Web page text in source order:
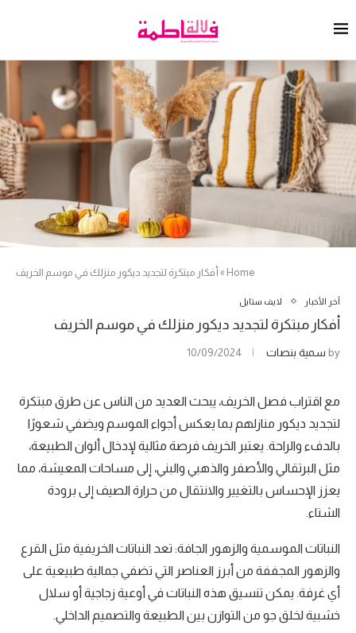
Home
» أفكار مبتكرة لتجديد ديكور منزلك في موسم الخريف
آخر الأخبار لايف ستايل
أفكار مبتكرة لتجديد ديكور منزلك في موسم الخريف
by سمية بنصات 10/09/2024
مع اقتراب فصل الخريف، يبحث العديد من الناس عن طرق مبتكرة
لتجديد ديكور منازلهم بما يعكس أجواء الموسم ويضفي شعورًا
بالدفء والراحة. يعتبر الخريف فرصة مثالية لإدخال ألوان الطبيعة،
مثل البرتقالي والأصفر والذهبي والبني، إلى مساحات المعيشة، مما
يعزز الإحساس بالتغيير والانتقال من حرارة الصيف إلى برودة
الشتاء.
النباتات الموسمية والزهور الجافة: تعد النباتات الخريفية مثل القرع
والزهور المجففة من أبرز العناصر التي تضفي جمالية طبيعية على
أي غرفة. يمكن تنسيق هذه النباتات في أوعية زجاجية أو سلال
خشبية لخلق جو من التوازن بين الطبيعة والتصميم الداخلي.